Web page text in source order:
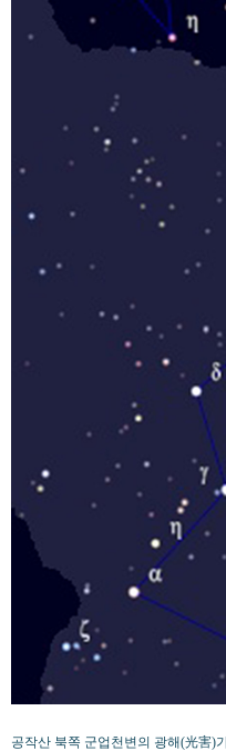
공작산 북쪽 군업천변의 광해(光害)